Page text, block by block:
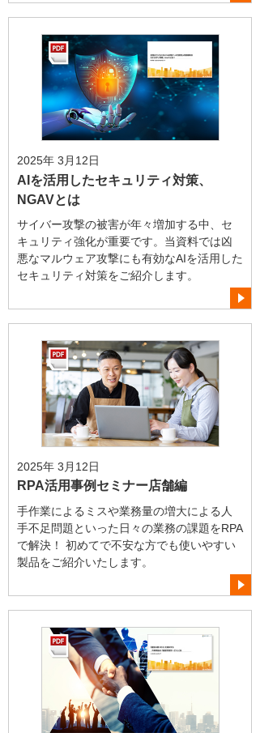
2025年 3月12日
AIを活用したセキュリティ対策、
NGAVとは
サイバー攻撃の被害が年々増加する中、セ
キュリティ強化が重要です。当資料では凶
悪なマルウェア攻撃にも有効なAIを活用した
セキュリティ対策をご紹介します。
2025年 3月12日
RPA活用事例セミナー店舗編
手作業によるミスや業務量の増大による人
手不足問題といった日々の業務の課題をRPA
で解決！ 初めてで不安な方でも使いやすい
製品をご紹介いたします。